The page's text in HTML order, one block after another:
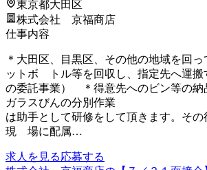
東京都大田区
株式会社 京福商店
仕事内容
＊大田区、目黒区、その他の地域を回
ットボ トル等を回収し、指定先へ運搬
の委託事業） ＊得意先へのビン等
ガラスびんの分別
は助手として研修をして頂きます。その
現 場に配属…
求人を見る応募する